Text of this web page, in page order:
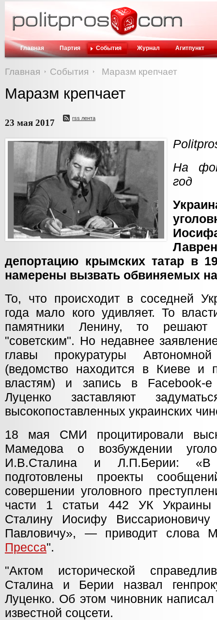
Главная Партия События Журнал Агитпункт
Главная События Маразм крепчает
Маразм крепчает
23 мая 2017 rss лента
На
год
депортацию крымских татар в
намерены вызвать обвиняемых
То, что происходит в соседней
года мало кого удивляет. То
памятники Ленину, то
"советским". Но недавнее
главы прокуратуры
(ведомство находится в Киеве и
властям) и запись в Facebook-
Луценко заставляют
высокопоставленных украинских
18 мая СМИ процитировали
Мамедова о возбуждении
И.В.Сталина и Л.П.Берии: «В
подготовлены проекты
совершении уголовного
части 1 статьи 442 УК
Сталину Иосифу
Павловичу», — приводит слова
Пресса".
"Актом исторической
Сталина и Берии назвал
Луценко. Об этом чиновник
известной соцсети.